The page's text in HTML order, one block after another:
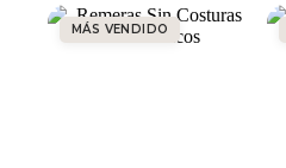
MÁS VENDIDO